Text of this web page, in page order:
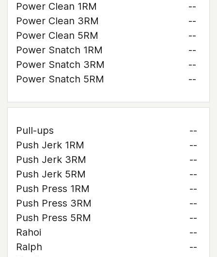
Power Clean 1RM
--
Power Clean 3RM
--
Power Clean 5RM
--
Power Snatch 1RM
--
Power Snatch 3RM
--
Power Snatch 5RM
--
Pull-ups
--
Push Jerk 1RM
--
Push Jerk 3RM
--
Push Jerk 5RM
--
Push Press 1RM
--
Push Press 3RM
--
Push Press 5RM
--
Rahoi
--
Ralph
--